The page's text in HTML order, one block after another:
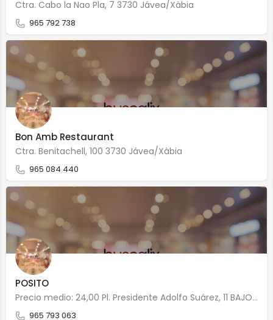
Ctra. Cabo la Nao Pla, 7 3730 Jávea/Xàbia
965 792 738
Bon Amb Restaurant
Ctra. Benitachell, 100 3730 Jávea/Xàbia
965 084 440
POSITO
Precio medio: 24,00 Pl. Presidente Adolfo Suárez, 11 BAJO 3730 Jávea/Xàbia
965 793 063